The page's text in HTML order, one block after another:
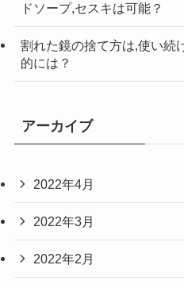
ドソープ,セスキは可能？
割れた鏡の捨て方は,使い続
的には？
アーカイブ
2022年4月
2022年3月
2022年2月